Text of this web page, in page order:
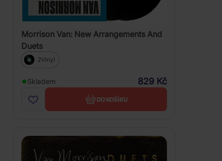
Morrison Van: New Arrangements And
Duets
2Vinyl
Skladem 829 Kč
DO KOŠÍKU